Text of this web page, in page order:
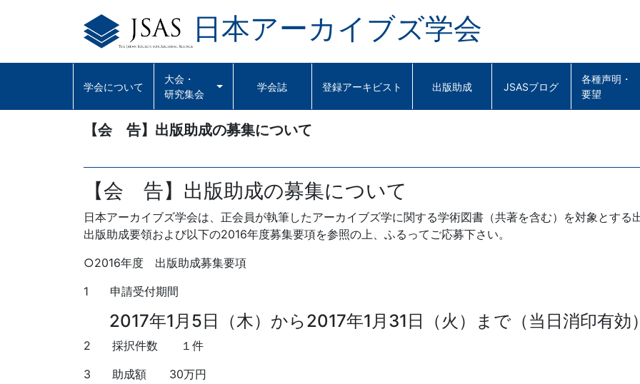
日本アーカイブズ学会
学会について
大会・
研究集会
学会誌 登録アーキビスト 出版助成 JSASブログ
各種声明・
要望
【会 告】出版助成の募集について
【会 告】出版助成の募集について
日本アーカイブズ学会は、正会員が執筆したアーカイブズ学に関する学術図書（共著を含む）を対象とする
出版助成要領および以下の2016年度募集要項を参照の上、ふるってご応募下さい。
○2016年度 出版助成募集要項
1 申請受付期間
2017年1月5日（木）から2017年1月31日（火）まで（当日消印有効）
2 採択件数 １件
3 助成額 30万円